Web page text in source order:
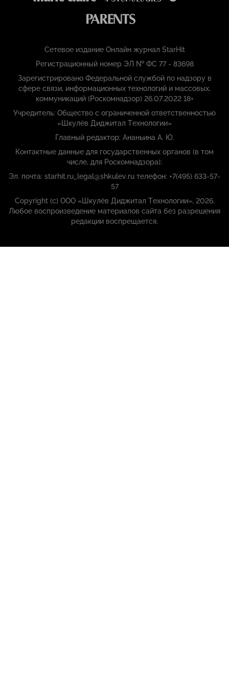
Сетевое издание Онлайн журнал StarHit
Регистрационный номер ЭЛ № ФС 77 - 83698
Зарегистрировано Федеральной службой по надзору в
сфере связи, информационных технологий и массовых,
коммуникаций (Роскомнадзор) 26.07.2022 18+
Учредитель: Общество с ограниченной ответственностью
«Шкулёв Диджитал Технологии»
Главный редактор: Ананьина А. Ю.
Контактные данные для государственных органов (в том
числе, для Роскомнадзора):
Эл. почта: starhit.ru_legal@shkulev.ru телефон: +7(495) 633-57-
57
Copyright (с) ООО «Шкулёв Диджитал Технологии», 2026.
Любое воспроизведение материалов сайта без разрешения
редакции воспрещается.